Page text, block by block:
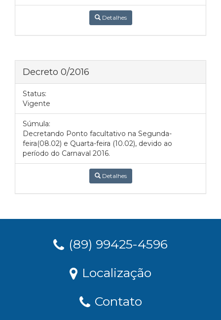
Detalhes
Decreto 0/2016
Status:
Vigente
Súmula:
Decretando Ponto facultativo na Segunda-
feira(08.02) e Quarta-feira (10.02), devido ao
período do Carnaval 2016.
Detalhes
(89) 99425-4596
Localização
Contato